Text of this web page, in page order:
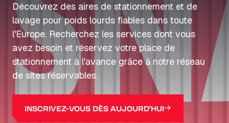
Découvrez des aires de stationnement et de
lavage pour poids lourds fiables dans toute
l'Europe. Recherchez les services dont vous
avez besoin et réservez votre place de
stationnement à l'avance grâce à notre réseau
de sites réservables.
INSCRIVEZ-VOUS DÈS AUJOURD'HUI